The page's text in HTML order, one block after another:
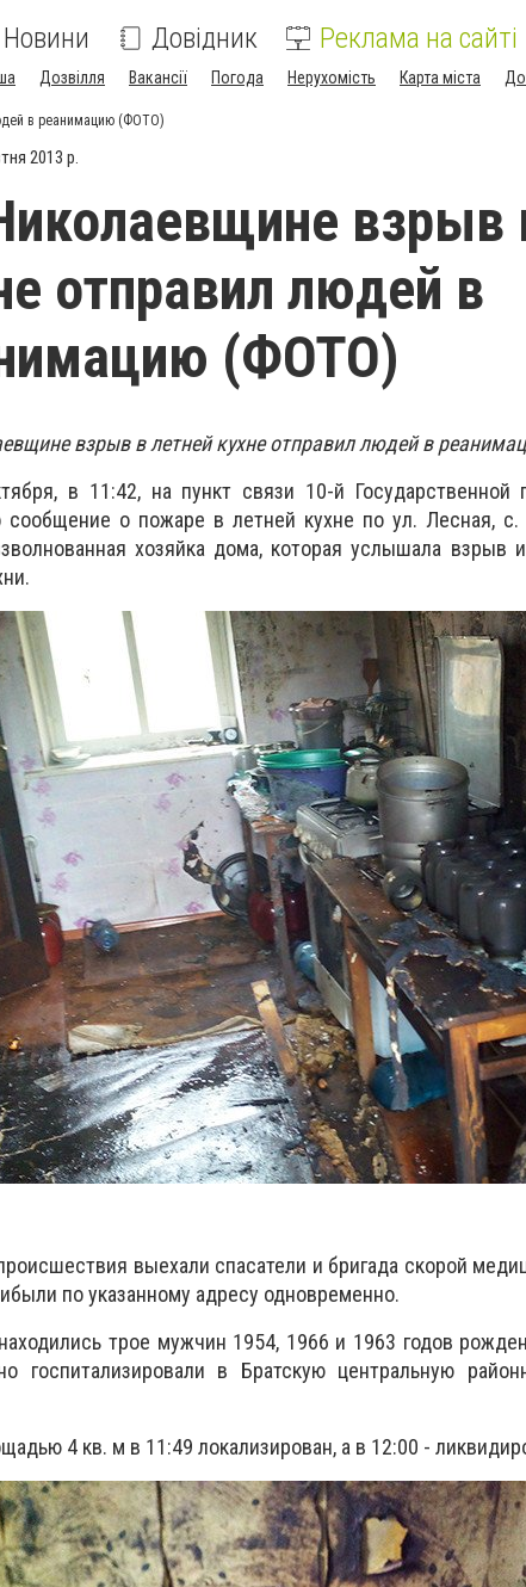
Новини Довідник Реклама на сайті
Дозвілля Вакансії Погода Нерухомість Карта міста
в реанимацию (ФОТО)
2013 р.
взрыв
отправил людей в
(ФОТО)
взрыв в летней кухне отправил людей в
в 11:42, на пункт связи 10-й Государственной
сообщение о пожаре в летней кухне по ул. Лесная, с.
хозяйка дома, которая услышала
выехали спасатели и бригада скорой
по указанному адресу одновременно.
трое мужчин 1954, 1966 и 1963 годов
госпитализировали в Братскую центральную
4 кв. м в 11:49 локализирован, а в 12:00 -